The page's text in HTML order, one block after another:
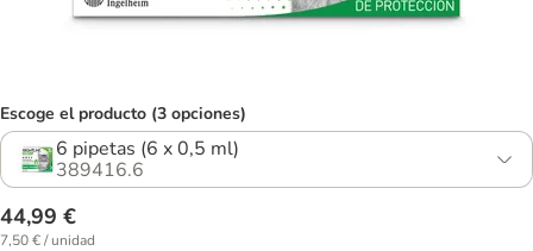
Escoge el producto (3 opciones)
6 pipetas (6 x 0,5 ml)
389416.6
44,99 €
7,50 € / unidad